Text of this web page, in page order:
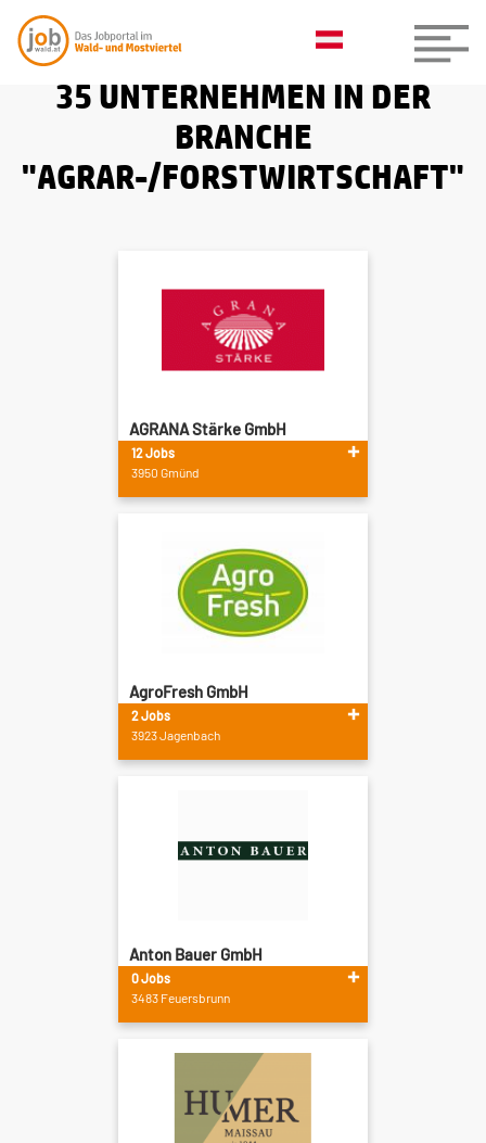
35 UNTERNEHMEN IN DER
BRANCHE
"AGRAR-/FORSTWIRTSCHAFT"
AGRANA Stärke GmbH
12 Jobs
3950 Gmünd
AgroFresh GmbH
2 Jobs
3923 Jagenbach
Anton Bauer GmbH
0 Jobs
3483 Feuersbrunn